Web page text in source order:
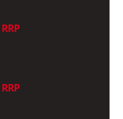
RRP
RRP